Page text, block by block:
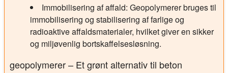
Immobilisering af affald: Geopolymerer bruges til
immobilisering og stabilisering af farlige og
radioaktive affaldsmaterialer, hvilket giver en sikker
og miljøvenlig bortskaffelsesløsning.
geopolymerer – Et grønt alternativ til beton